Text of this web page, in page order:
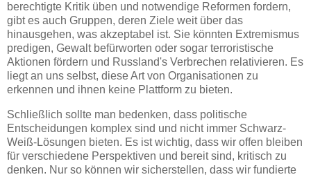
berechtigte Kritik üben und notwendige Reformen fordern,
gibt es auch Gruppen, deren Ziele weit über das
hinausgehen, was akzeptabel ist. Sie könnten Extremismus
predigen, Gewalt befürworten oder sogar terroristische
Aktionen fördern und Russland's Verbrechen relativieren. Es
liegt an uns selbst, diese Art von Organisationen zu
erkennen und ihnen keine Plattform zu bieten.
Schließlich sollte man bedenken, dass politische
Entscheidungen komplex sind und nicht immer Schwarz-
Weiß-Lösungen bieten. Es ist wichtig, dass wir offen bleiben
für verschiedene Perspektiven und bereit sind, kritisch zu
denken. Nur so können wir sicherstellen, dass wir fundierte